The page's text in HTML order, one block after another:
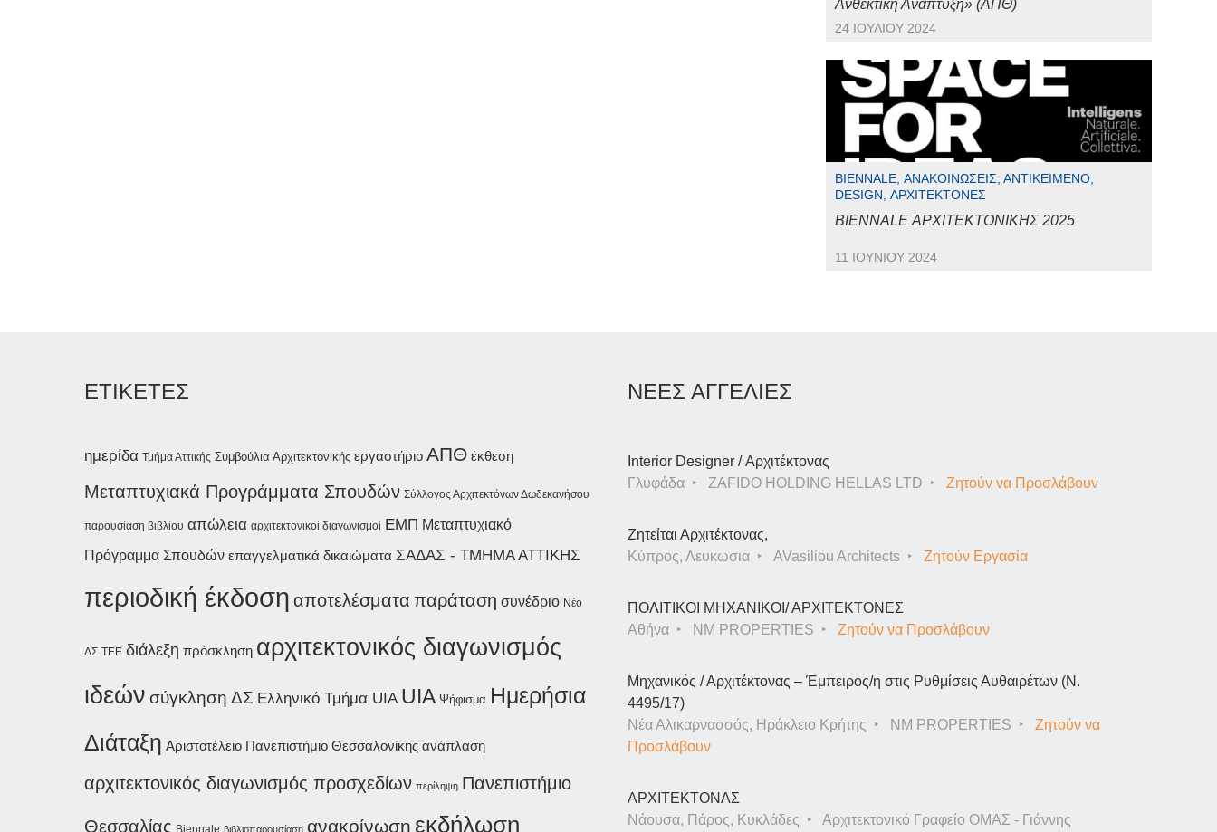
Ανθεκτική Ανάπτυξη» (ΑΠΘ)
24 ΙΟΥΛΊΟΥ 2024
BIENNALE, ΑΝΑΚΟΙΝΏΣΕΙΣ, ΑΝΤΙΚΕΊΜΕΝΟ,
DESIGN, ΑΡΧΙΤΈΚΤΟΝΕΣ
BIENNALE ΑΡΧΙΤΕΚΤΟΝΙΚΗΣ 2025
11 ΙΟΥΝΊΟΥ 2024
ΕΤΙΚΕΤΕΣ
ημερίδα Τμήμα Αττικής Συμβούλια Αρχιτεκτονικής εργαστήριο ΑΠΘ έκθεση
Μεταπτυχιακά Προγράμματα Σπουδών Σύλλογος Αρχιτεκτόνων Δωδεκανήσου
παρουσίαση βιβλίου απώλεια αρχιτεκτονικοί διαγωνισμοί ΕΜΠ Μεταπτυχιακό
Πρόγραμμα Σπουδών επαγγελματικά δικαιώματα ΣΑΔΑΣ - ΤΜΗΜΑ ΑΤΤΙΚΗΣ
περιοδική έκδοση αποτελέσματα παράταση συνέδριο Νέο
ΔΣ ΤΕΕ διάλεξη πρόσκληση αρχιτεκτονικός διαγωνισμός
ιδεών σύγκληση ΔΣ Ελληνικό Τμήμα UIA UIA Ψήφισμα Ημερήσια
Διάταξη Αριστοτέλειο Πανεπιστήμιο Θεσσαλονίκης ανάπλαση
αρχιτεκτονικός διαγωνισμός προσχεδίων περίληψη Πανεπιστήμιο
Θεσσαλίας βιβλιοπαρουσίαση ανακοίνωση εκδήλωση
ΝΕΕΣ ΑΓΓΕΛΙΕΣ
Interior Designer / Αρχιτέκτονας
Γλυφάδα
ZAFIDO HOLDING HELLAS LTD Ζητούν να Προσλάβουν
Ζητείται Αρχιτέκτονας,
Κύπρος, Λευκωσια
AVasiliou Architects Ζητούν Εργασία
ΠΟΛΙΤΙΚΟΙ ΜΗΧΑΝΙΚΟΙ/ ΑΡΧΙΤΕΚΤΟΝΕΣ
Αθήνα
NM PROPERTIES Ζητούν να Προσλάβουν
Μηχανικός / Αρχιτέκτονας – Έμπειρος/η στις Ρυθμίσεις Αυθαιρέτων (Ν.
4495/17)
Νέα Αλικαρνασσός, Ηράκλειο Κρήτης
NM PROPERTIES
Ζητούν να
Προσλάβουν
ΑΡΧΙΤΕΚΤΟΝΑΣ
Νάουσα, Πάρος, Κυκλάδες
Αρχιτεκτονικό Γραφείο ΟΜΑΣ - Γιάννης